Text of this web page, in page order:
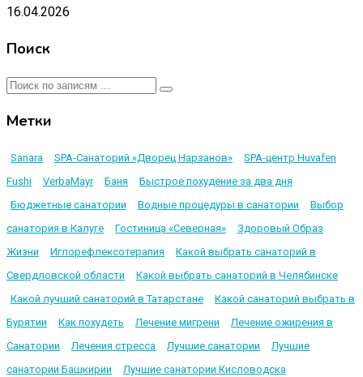
16.04.2026
Поиск
Метки
Sanara SPA-Санаторий «Дворец Нарзанов»
SPA-центр Huvafen
Fushi
VerbaMayr Баня
Быстрое похудение за два дня
Бюджетные санатории
Водные процедуры в санатории
Выбор
санатория в Калуге
Гостиница «Северная»
Здоровый Образ
Жизни
Иглорефлексотерапия
Какой выбрать санаторий в
Свердловской области
Какой выбрать санаторий в Челябинске
Какой лучший санаторий в Татарстане
Какой санаторий выбрать в
Бурятии
Как похудеть Лечение мигрени
Лечение ожирения в
Санатории
Лечения стресса Лучшие санатории
Лучшие
санатории Башкирии
Лучшие санатории Кисловодска